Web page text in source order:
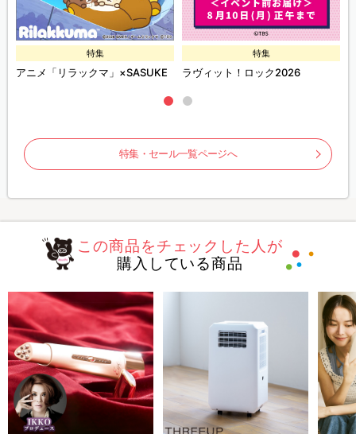
特集
アニメ「リラックマ」×SASUKE
特集
ラヴィット！ロック2026
特集・セール一覧ページへ
この商品をチェックした人が
購入している商品